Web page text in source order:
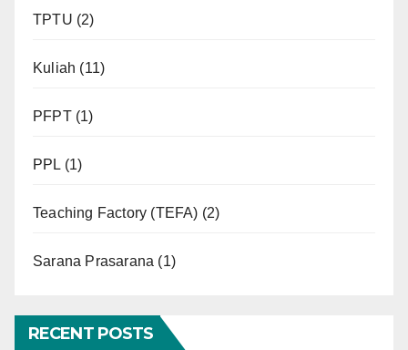
TPTU (2)
Kuliah (11)
PFPT(1)
PPL (1)
Teaching Factory (TEFA) (2)
Sarana Prasarana (1)
RECENT POSTS